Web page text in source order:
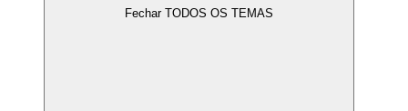
Fechar TODOS OS TEMAS